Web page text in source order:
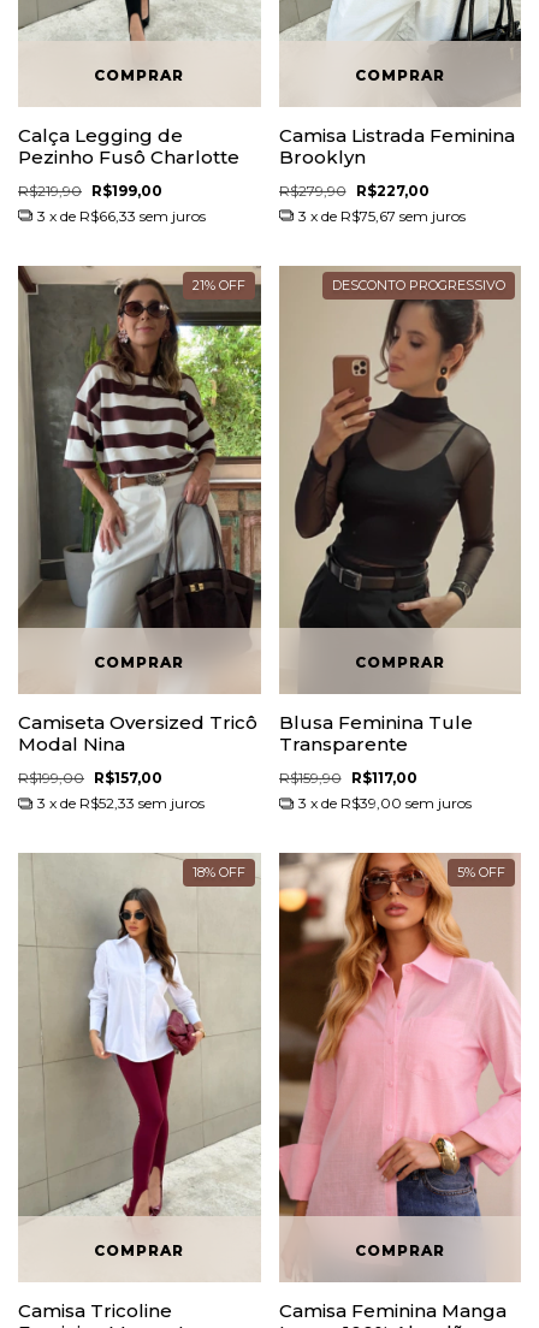
Calça Legging de
Pezinho Fusô Charlotte
R$219,90 R$199,00
3 x de R$66,33 sem juros
Camisa Listrada Feminina
Brooklyn
R$279,90
R$227,00
3 x de R$75,67 sem juros
21% OFF
Camiseta Oversized Tricô
Modal Nina
R$199,00 R$157,00
3 x de R$52,33 sem juros
DESCONTO PROGRESSIVO
Blusa Feminina Tule
Transparente
R$159,90
R$117,00
3 x de R$39,00 sem juros
18% OFF
Camisa Tricoline
5% OFF
Camisa Feminina Manga